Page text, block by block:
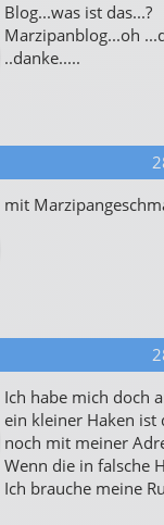
Blog...was ist das...?
Marzipanblog...oh
..danke.....
mit
Ich habe mich doch
ein kleiner Haken ist
noch mit meiner
Wenn die in falsche
Ich brauche meine